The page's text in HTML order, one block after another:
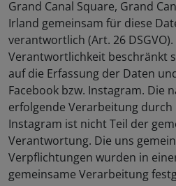
Grand Canal Square, Grand
Irland gemeinsam für diese
verantwortlich (Art. 26
Verantwortlichkeit beschränkt
auf die Erfassung der Daten
Facebook bzw. Instagram. Die
erfolgende Verarbeitung durch
Instagram ist nicht Teil der
Verantwortung. Die uns
Verpflichtungen wurden in
gemeinsame Verarbeitung